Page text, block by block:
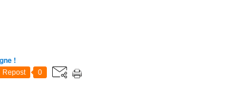
!
Repost 0